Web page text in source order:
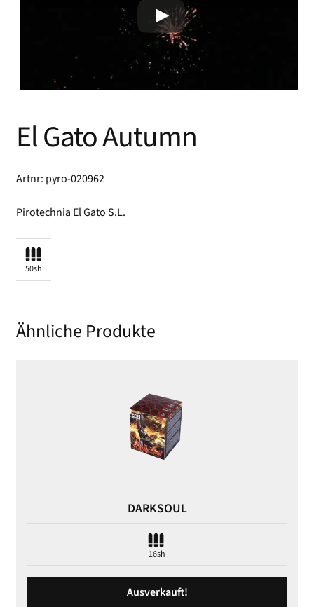
El Gato Autumn
Artnr: pyro-020962
Pirotechnia El Gato S.L.
50sh
Ähnliche Produkte
DARKSOUL
16sh
Ausverkauft!